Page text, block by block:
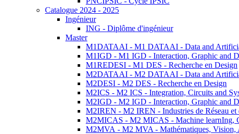
Catalogue 2024 - 2025
Ingénieur
ING - Diplôme d'ingénieur
Master
M1DATAAI - M1 DATAAI - Data and
M1IGD - M1 IGD - Interaction, Graphic and
M1REDESI - M1 DES - Recherche en Design
M2DATAAI - M2 DATAAI - Data and
M2DESI - M2 DES - Recherche en Design
M2ICS - M2 ICS - Integration, Circuits and
M2IGD - M2 IGD - Interaction, Graphic and
M2IREN - M2 IREN - Industries de Réseau et
M2MICAS - M2 MICAS - Machine learnIng,
M2MVA - M2 MVA - Mathématiques, Vision,